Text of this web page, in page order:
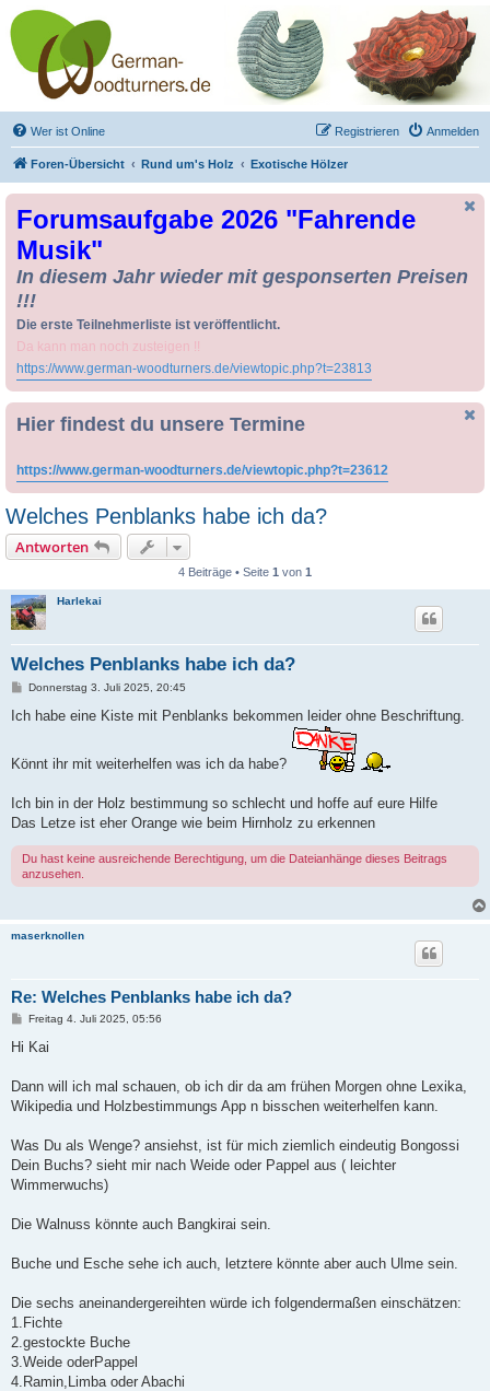
Drechseln und
Kunsthandwerk -
German-Woodturners
*Forum Sauerland*
Der Treffpunkt für Drechsler und Freunde des Kunsthandwerks
Wer ist Online Anmelden
Registrieren
Foren-Übersicht Rund um's Holz Exotische Hölzer
Forumsaufgabe 2026 "Fahrende
Musik"
In diesem Jahr wieder mit gesponserten Preisen
!!!
Die erste Teilnehmerliste ist veröffentlicht.
Da kann man noch zusteigen !!
https://www.german-woodturners.de/viewtopic.php?t=23813
Hier findest du unsere Termine
https://www.german-woodturners.de/viewtopic.php?t=23612
Welches Penblanks habe ich da?
Antworten
4 Beiträge • Seite 1 von 1
Harlekai
Welches Penblanks habe ich da?
B
i
g
Donnerstag 3. Juli 2025, 20:45
Ich habe eine Kiste mit Penblanks bekommen leider ohne Beschriftung.
Könnt ihr mit weiterhelfen was ich da habe?
Ich bin in der Holz bestimmung so schlecht und hoffe auf eure Hilfe
Das Letze ist eher Orange wie beim Hirnholz zu erkennen
Du hast keine ausreichende Berechtigung, um die Dateianhänge dieses Beitrags
anzusehen.
maserknollen
Re: Welches Penblanks habe ich da?
B
a
Freitag 4. Juli 2025, 05:56
Hi Kai
Dann will ich mal schauen, ob ich dir da am frühen Morgen ohne Lexika,
Wikipedia und Holzbestimmungs App n bisschen weiterhelfen kann.
Was Du als Wenge? ansiehst, ist für mich ziemlich eindeutig Bongossi
Dein Buchs? sieht mir nach Weide oder Pappel aus ( leichter
Wimmerwuchs)
Die Walnuss könnte auch Bangkirai sein.
Buche und Esche sehe ich auch, letztere könnte aber auch Ulme sein.
Die sechs aneinandergereihten würde ich folgendermaßen einschätzen:
1.Fichte
2.gestockte Buche
3.Weide oderPappel
4.Ramin,Limba oder Abachi